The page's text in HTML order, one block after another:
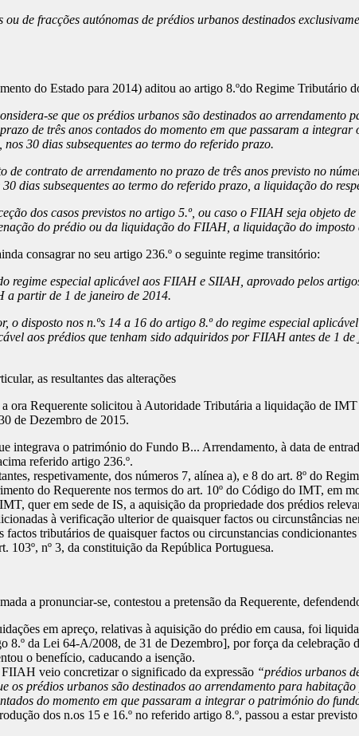
ou de fracções autónomas de prédios urbanos destinados
do Estado para 2014) aditou ao artigo 8.ºdo Regime Tributário
se que os prédios urbanos são destinados ao
de três anos contados do momento em que passaram a
30 dias subsequentes ao termo do referido prazo.
contrato de arrendamento no prazo de três anos previsto no
dias subsequentes ao termo do referido prazo, a liquidação do
dos casos previstos no artigo 5.º, ou caso o FIIAH seja objeto
do prédio ou da liquidação do FIIAH, a liquidação do
consagrar no seu artigo 236.º o seguinte regime transitório:
regime especial aplicável aos FIIAH e SIIAH, aprovado pelos
a partir de 1 de janeiro de 2014.
o disposto nos n.ºs 14 a 16 do artigo 8.º do regime especial
aos prédios que tenham sido adquiridos por FIIAH antes de 1
as resultantes das alterações
ora Requerente solicitou à Autoridade Tributária a liquidação de
de Dezembro de 2015.
integrava o património do Fundo B... Arrendamento, à data de
referido artigo 236.º.
respetivamente, dos números 7, alínea a), e 8 do art. 8º do
do Requerente nos termos do art. 10º do Código do IMT, em
quer em sede de IS, a aquisição da propriedade dos prédios
à verificação ulterior de quaisquer factos ou circunstâncias
factos tributários de quaisquer factos ou circunstancias
103º, nº 3, da constituição da República Portuguesa.
a pronunciar-se, contestou a pretensão da Requerente,
em apreço, relativas à aquisição do prédio em causa, foi
8.º da Lei 64-A/2008, de 31 de Dezembro], por força da celebração
o benefício, caducando a isenção.
veio concretizar o significado da expressão “prédios urbanos
os prédios urbanos são destinados ao arrendamento para
do momento em que passaram a integrar o património do
dos n.os 15 e 16.º no referido artigo 8.º, passou a estar